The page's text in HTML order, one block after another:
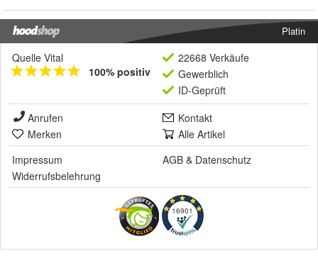
Platin
Quelle Vital
100% positiv
22668 Verkäufe
Gewerblich
ID-Geprüft
Anrufen
Kontakt
Merken
Alle Artikel
Impressum
AGB & Datenschutz
Widerrufsbelehrung
16901